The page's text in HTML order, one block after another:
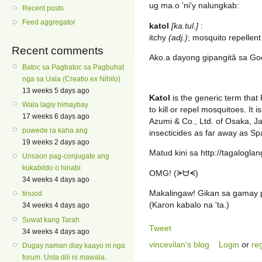
Recent posts
Feed aggregator
Recent comments
Batoc sa Pagbatoc sa Pagbuhat
nga sa Uala (Creatio ex Nihilo)
13 weeks 5 days ago
Wala lagiy himaybay
17 weeks 6 days ago
puwede ra kaha ang
19 weeks 2 days ago
Unsaon pag-conjugate ang
kukabildo o hinabi
34 weeks 4 days ago
tinuod
34 weeks 4 days ago
Suwat kang Tarah
34 weeks 4 days ago
Dugay naman diay kaayo ni nga
forum. Unta dili ni mawala.
ug ma.o 'ni'y nalungkab:
katol [ka.tul.] :
itchy (adj.); mosquito
Ako.a dayong gipangitâ sa
Katol is the generic term that
to kill or repel mosquitoes. It
Azumi & Co., Ltd. of Osaka,
insecticides as far away as
Matud kini sa http://
OMG! (ᗒᗨᗕ)
Makalingaw! Gikan sa
(Karon kabalo na 'ta.)
Tweet
vincevilan's blog
Login or